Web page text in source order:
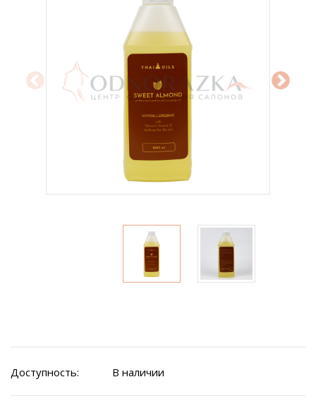
Доступность: В наличии